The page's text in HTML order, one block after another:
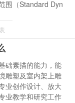
围（Standard Dyn
础素描的能力，能
雕塑及室内架上雕
业创作设计、放大
业教学和研究工作